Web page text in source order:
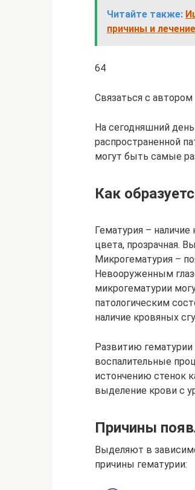
Читайте также:
причины и
64
Связаться с автором
На сегодняшний
распространенной
могут быть самые
Как
Гематурия –
цвета, прозрачная.
Микрогематурия –
Невооруженным
микрогематурии
патологическим
наличие кровяных
Развитию
воспалительные
истончению стенок
выделение крови с
Причины
Выделяют в
причины гематурии: